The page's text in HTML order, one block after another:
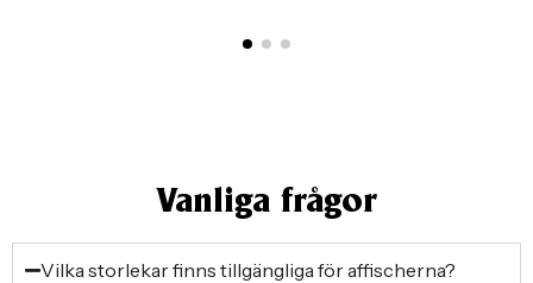
Vanliga frågor
Vilka storlekar finns tillgängliga för affischerna?